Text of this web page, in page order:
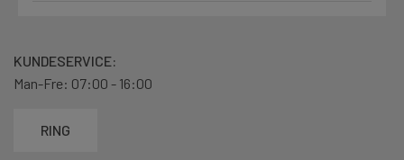
KUNDESERVICE:
Man-Fre: 07:00 - 16:00
RING